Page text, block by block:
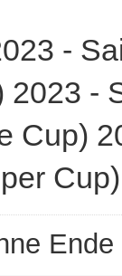
-
2023 -
Cup)
Ende